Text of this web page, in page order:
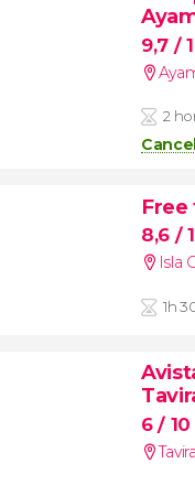
9,7 /
2
Free
8,6 /
Isla
1h
6/ 10